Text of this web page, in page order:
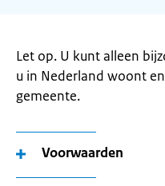
Let op. U kunt alleen
u in Nederland woont
gemeente.
Voorwaarden